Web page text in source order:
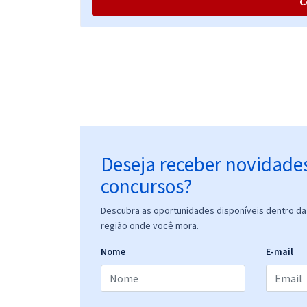
TCE PE - Tribunal de Contas do Estado de
Cargo de Analista de Gestão – Área: Administração
(Pós-Edital)
TCE PE - Tribunal de Contas do Estado de
Pernambuco - Conhecimentos Específicos Para o
Cargo de Analista de Controle Externo - Área na
Deseja receber
concursos?
Descubra as oportunidades disponíveis dentro
região onde você mora.
Nome E-mail